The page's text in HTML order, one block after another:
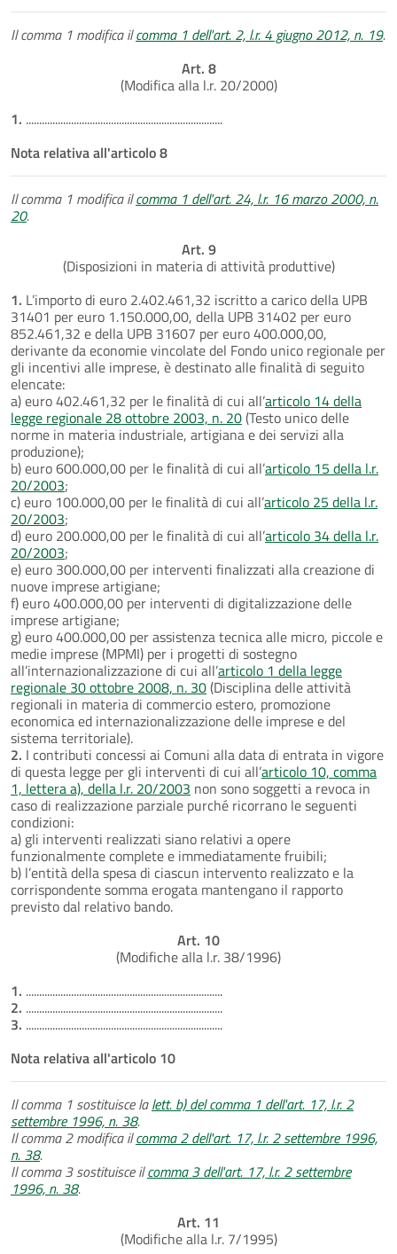
Il comma 1 modifica ilcomma 1 dell'art. 2, l.r. 4 giugno 2012, n. 19.
Art. 8
(Modifica alla l.r. 20/2000)
1. ..........................................................................
Nota relativa all'articolo 8
Il comma 1 modifica ilcomma 1 dell'art. 24, l.r. 16 marzo 2000, n.
20.
Art. 9
(Disposizioni in materia di attività produttive)
1. L’importo di euro 2.402.461,32 iscritto a carico della UPB
31401 per euro 1.150.000,00, della UPB 31402 per euro
852.461,32 e della UPB 31607 per euro 400.000,00,
derivante da economie vincolate del Fondo unico regionale per
gli incentivi alle imprese, è destinato alle finalità di seguito
elencate:
a) euro 402.461,32 per le finalità di cui all’articolo 14 della
legge regionale 28 ottobre 2003, n. 20(Testo unico delle
norme in materia industriale, artigiana e dei servizi alla
produzione);
b) euro 600.000,00 per le finalità di cui all’articolo 15 della l.r.
20/2003;
c) euro 100.000,00 per le finalità di cui all’articolo 25 della l.r.
20/2003;
d) euro 200.000,00 per le finalità di cui all’articolo 34 della l.r.
20/2003;
e) euro 300.000,00 per interventi finalizzati alla creazione di
nuove imprese artigiane;
f) euro 400.000,00 per interventi di digitalizzazione delle
imprese artigiane;
g) euro 400.000,00 per assistenza tecnica alle micro, piccole e
medie imprese (MPMI) per i progetti di sostegno
all’internazionalizzazione di cui all’articolo 1 della legge
regionale 30 ottobre 2008, n. 30(Disciplina delle attività
regionali in materia di commercio estero, promozione
economica ed internazionalizzazione delle imprese e del
sistema territoriale).
2. I contributi concessi ai Comuni alla data di entrata in vigore
di questa legge per gli interventi di cui all’articolo 10, comma
1, lettera a), della l.r. 20/2003 non sono soggetti a revoca in
caso di realizzazione parziale purché ricorrano le seguenti
condizioni:
a) gli interventi realizzati siano relativi a opere
funzionalmente complete e immediatamente fruibili;
b) l’entità della spesa di ciascun intervento realizzato e la
corrispondente somma erogata mantengano il rapporto
previsto dal relativo bando.
Art. 10
(Modifiche alla l.r. 38/1996)
1. ..........................................................................
2. ..........................................................................
3. ..........................................................................
Nota relativa all'articolo 10
Il comma 1 sostituisce lalett. b) del comma 1 dell'art. 17, l.r. 2
settembre 1996, n. 38.
Il comma 2 modifica ilcomma 2 dell'art. 17, l.r. 2 settembre 1996,
n. 38.
Il comma 3 sostituisce ilcomma 3 dell'art. 17, l.r. 2 settembre
1996, n. 38.
Art. 11
(Modifiche alla l.r. 7/1995)